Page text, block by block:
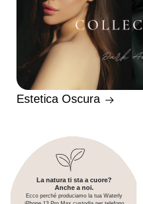
Estetica Oscura
La natura ti sta a cuore?
Anche a noi.
Ecco perché produciamo la tua Waterly